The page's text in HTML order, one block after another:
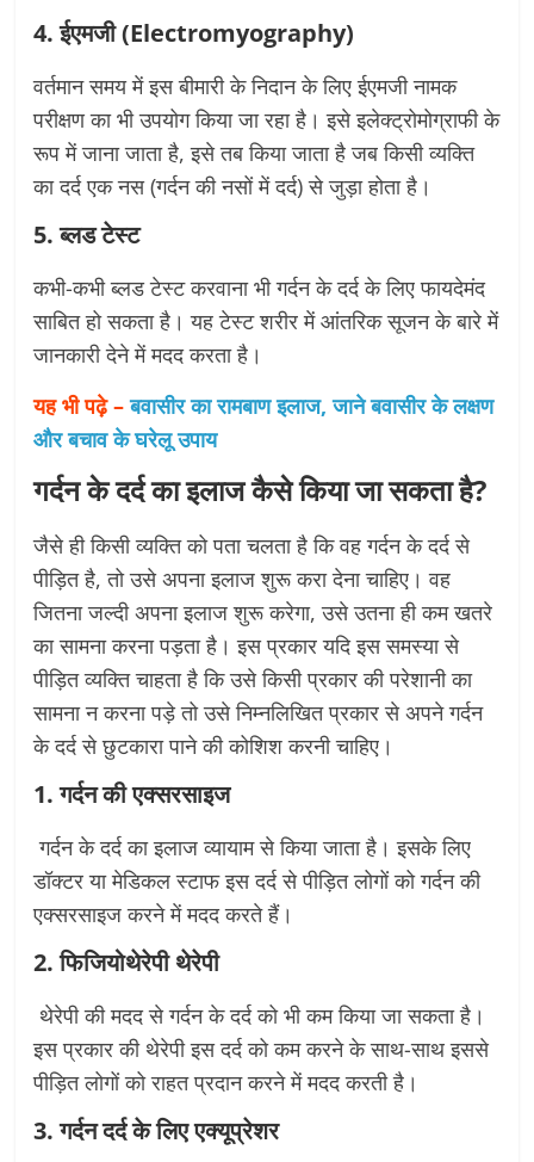
4. ईएमजी (Electromyography)
वर्तमान समय में इस बीमारी के निदान के लिए ईएमजी नामक
परीक्षण का भी उपयोग किया जा रहा है। इसे इलेक्ट्रोमोग्राफी के
रूप में जाना जाता है, इसे तब किया जाता है जब किसी व्यक्ति
का दर्द एक नस (गर्दन की नसों में दर्द) से जुड़ा होता है।
5. ब्लड टेस्ट
कभी-कभी ब्लड टेस्ट करवाना भी गर्दन के दर्द के लिए फायदेमंद
साबित हो सकता है। यह टेस्ट शरीर में आंतरिक सूजन के बारे में
जानकारी देने में मदद करता है।
यह भी पढ़े – बवासीर का रामबाण इलाज, जाने बवासीर के लक्षण
और बचाव के घरेलू उपाय
गर्दन के दर्द का इलाज कैसे किया जा सकता है?
जैसे ही किसी व्यक्ति को पता चलता है कि वह गर्दन के दर्द से
पीड़ित है, तो उसे अपना इलाज शुरू करा देना चाहिए। वह
जितना जल्दी अपना इलाज शुरू करेगा, उसे उतना ही कम खतरे
का सामना करना पड़ता है। इस प्रकार यदि इस समस्या से
पीड़ित व्यक्ति चाहता है कि उसे किसी प्रकार की परेशानी का
सामना न करना पड़े तो उसे निम्नलिखित प्रकार से अपने गर्दन
के दर्द से छुटकारा पाने की कोशिश करनी चाहिए।
1. गर्दन की एक्सरसाइज
गर्दन के दर्द का इलाज व्यायाम से किया जाता है। इसके लिए
डॉक्टर या मेडिकल स्टाफ इस दर्द से पीड़ित लोगों को गर्दन की
एक्सरसाइज करने में मदद करते हैं।
2. फिजियोथेरेपी थेरेपी
थेरेपी की मदद से गर्दन के दर्द को भी कम किया जा सकता है।
इस प्रकार की थेरेपी इस दर्द को कम करने के साथ-साथ इससे
पीड़ित लोगों को राहत प्रदान करने में मदद करती है।
3. गर्दन दर्द के लिए एक्यूप्रेशर